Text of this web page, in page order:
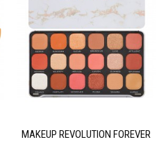
MAKEUP REVOLUTION FOREVER